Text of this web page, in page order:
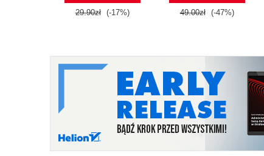
29.90zł (-17%) 49.00zł (-47%)